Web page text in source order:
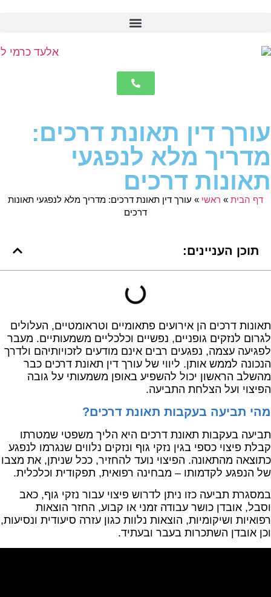
עורך דין תאונת דרכים:
מדריך מלא לנפגעי
תאונות דרכים
דף הבית » ראשי » עורך דין תאונת דרכים: מדריך מלא לנפגעי תאונות
דרכים
תוכן העניינים:
תאונות דרכים הן אירועים פתאומיים וטראומטיים, העלולים
לגרום לנזקים גופניים, נפשיים וכלכליים משמעותיים. מעבר
לפגיעה עצמה, נפגעים רבים אינם מודעים לזכויותיהם ולדרך
הנכונה לממש אותן. ליווי של עורך דין תאונת דרכים כבר
מהשלב הראשון יכול להשפיע באופן משמעותי על גובה
הפיצוי ועל הצלחת התביעה.
מהי תביעה בעקבות תאונת דרכים?
תביעה בעקבות תאונת דרכים היא הליך משפטי שמטרתו
קבלת פיצוי כספי בגין נזקי גוף ונזקים נלווים שנגרמו לנפגע
כתוצאה מהתאונה. הפיצוי נועד להחזיר, ככל שניתן, את מצבו
של הנפגע לקדמותו – מבחינה רפואית, תפקודית וכלכלית.
במסגרת תביעה כזו ניתן לדרוש פיצוי עבור נזקי גוף, כאב
וסבל, אובדן כושר עבודה זמני או קבוע, החזר הוצאות
רפואיות ושיקומיות, הוצאות נלוות כגון עזרה סיעודית ונסיעות,
וכן אובדן השתכרות בעבר ובעתיד.